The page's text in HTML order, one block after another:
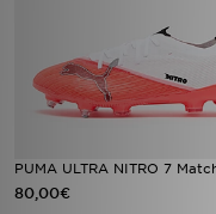
PUMA ULTRA NITRO 7
80,00€